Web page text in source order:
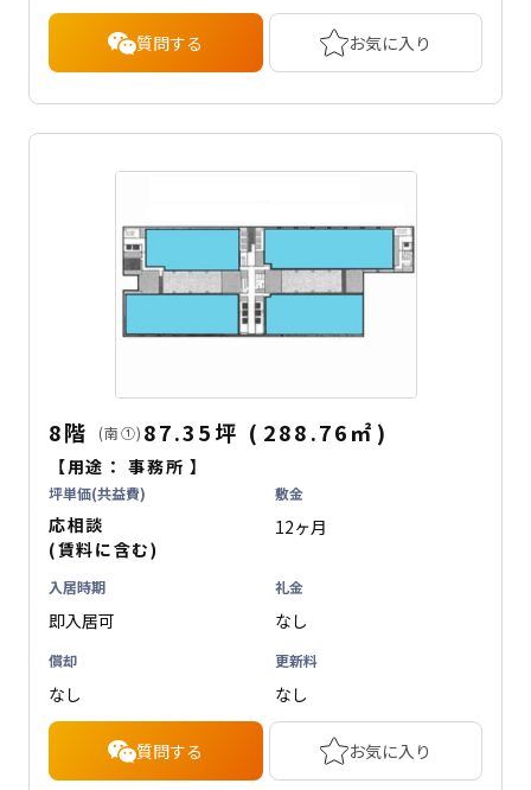
質問する お気に入り
8階 (南①) 87.35坪 ( 288.76㎡ )
【用途：事務所 】
坪単価(共益費)
応相談
(賃料に含む)
敷金
12ヶ月
入居時期
即入居可
礼金
なし
償却
なし
更新料
なし
質問する お気に入り